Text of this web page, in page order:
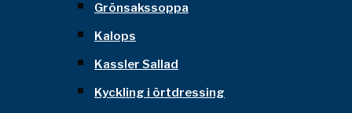
Grönsakssoppa
Kalops
Kassler Sallad
Kyckling i örtdressing